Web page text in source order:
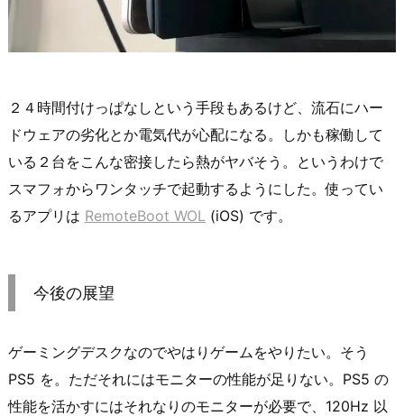
２４時間付けっぱなしという手段もあるけど、流石にハー
ドウェアの劣化とか電気代が心配になる。しかも稼働して
いる２台をこんな密接したら熱がヤバそう。というわけで
スマフォからワンタッチで起動するようにした。使ってい
るアプリは RemoteBoot WOL (iOS) です。
今後の展望
ゲーミングデスクなのでやはりゲームをやりたい。そう
PS5 を。ただそれにはモニターの性能が足りない。PS5 の
性能を活かすにはそれなりのモニターが必要で、120Hz 以